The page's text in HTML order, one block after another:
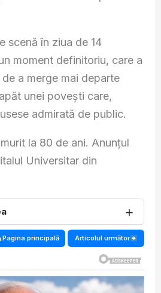
scenă în ziua de 14
moment definitoriu, care a
a merge mai departe
unei povești care,
admirată de public.
la 80 de ani. Anunțul
Universitar din
＋
Pagina principală Articolul următor